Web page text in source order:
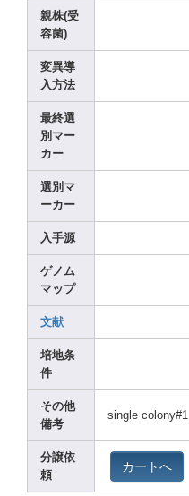
親株(受
容菌)
変異導
入方法
最終選
別マー
カー
選別マ
ーカー
入手源
ゲノム
マップ
文献
培地条
件
その他
備考
singl e colony#1
分譲依
頼
カートへ